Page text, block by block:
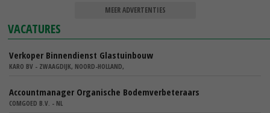
MEER ADVERTENTIES
VACATURES
Verkoper Binnendienst Glastuinbouw
KARO BV - ZWAAGDIJK, NOORD-HOLLAND,
Accountmanager Organische Bodemverbeteraars
COMGOED B.V. - NL